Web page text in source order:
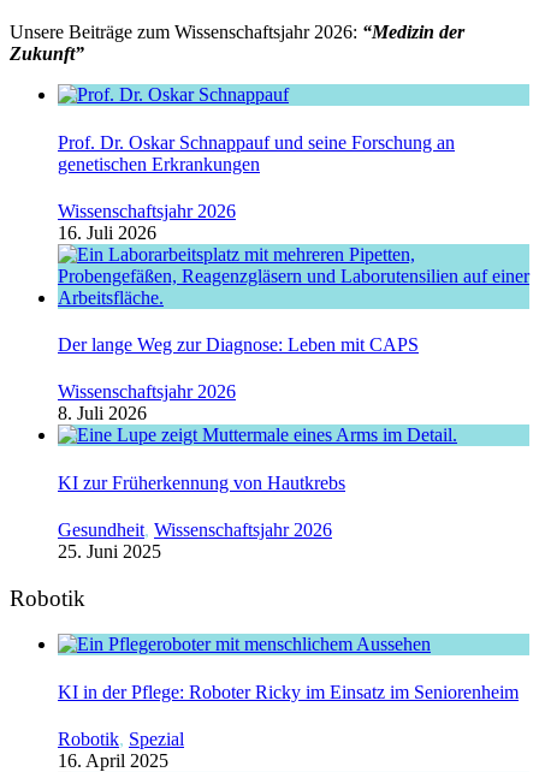
Unsere Beiträge zum Wissenschaftsjahr 2026: “Medizin der
Zukunft”
Prof. Dr. Oskar Schnappauf und seine Forschung an
genetischen Erkrankungen
Wissenschaftsjahr 2026
16. Juli 2026
Der lange Weg zur Diagnose: Leben mit CAPS
Wissenschaftsjahr 2026
8. Juli 2026
KI zur Früherkennung von Hautkrebs
Gesundheit, Wissenschaftsjahr 2026
25. Juni 2025
Robotik
KI in der Pflege: Roboter Ricky im Einsatz im Seniorenheim
Robotik, Spezial
16. April 2025